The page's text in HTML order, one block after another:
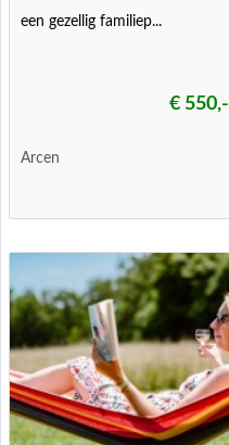
een gezellig familiep...
€ 550,-
Arcen